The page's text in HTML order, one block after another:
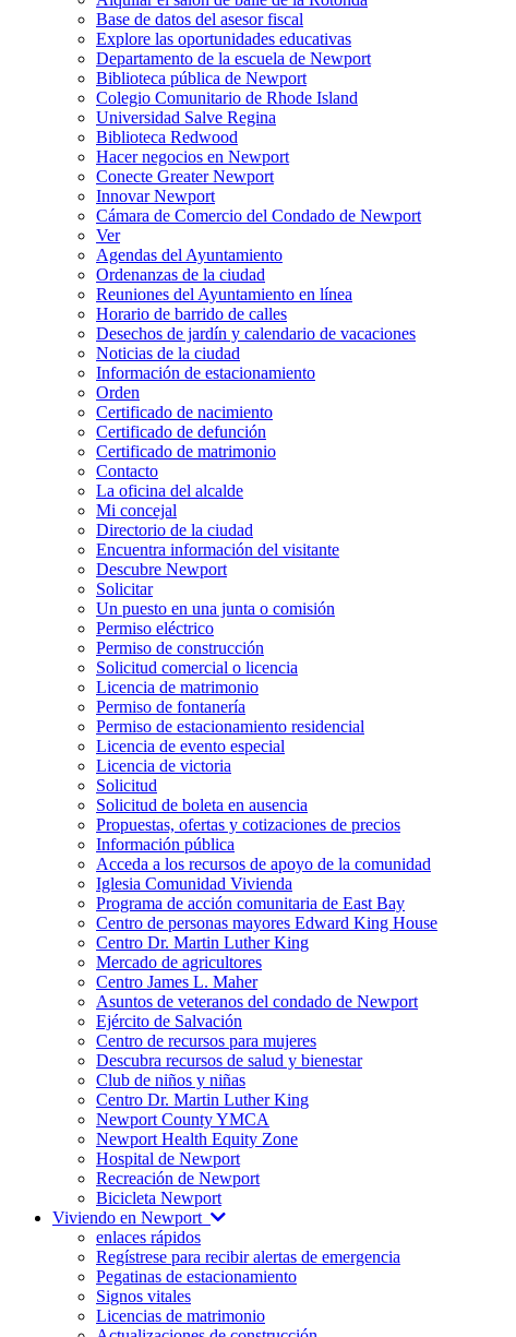
Base de datos del asesor fiscal
Explore las oportunidades educativas
Departamento de la escuela de Newport
Biblioteca pública de Newport
Colegio Comunitario de Rhode Island
Universidad Salve Regina
Biblioteca Redwood
Hacer negocios en Newport
Conecte Greater Newport
Innovar Newport
Cámara de Comercio del Condado de Newport
Ver
Agendas del Ayuntamiento
Ordenanzas de la ciudad
Reuniones del Ayuntamiento en línea
Horario de barrido de calles
Desechos de jardín y calendario de vacaciones
Noticias de la ciudad
Información de estacionamiento
Orden
Certificado de nacimiento
Certificado de defunción
Certificado de matrimonio
Contacto
La oficina del alcalde
Mi concejal
Directorio de la ciudad
Encuentra información del visitante
Descubre Newport
Solicitar
Un puesto en una junta o comisión
Permiso eléctrico
Permiso de construcción
Solicitud comercial o licencia
Licencia de matrimonio
Permiso de fontanería
Permiso de estacionamiento residencial
Licencia de evento especial
Licencia de victoria
Solicitud
Solicitud de boleta en ausencia
Propuestas, ofertas y cotizaciones de precios
Información pública
Acceda a los recursos de apoyo de la comunidad
Iglesia Comunidad Vivienda
Programa de acción comunitaria de East Bay
Centro de personas mayores Edward King House
Centro Dr. Martin Luther King
Mercado de agricultores
Centro James L. Maher
Asuntos de veteranos del condado de Newport
Ejército de Salvación
Centro de recursos para mujeres
Descubra recursos de salud y bienestar
Club de niños y niñas
Centro Dr. Martin Luther King
Newport County YMCA
Newport Health Equity Zone
Hospital de Newport
Recreación de Newport
Bicicleta Newport
Viviendo en Newport
enlaces rápidos
Regístrese para recibir alertas de emergencia
Pegatinas de estacionamiento
Signos vitales
Licencias de matrimonio